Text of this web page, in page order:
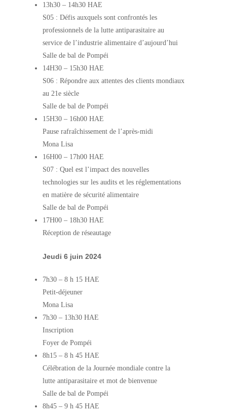
13h30 – 14h30 HAE
S05 : Défis auxquels sont confrontés les
professionnels de la lutte antiparasitaire au
service de l’industrie alimentaire d’aujourd’hui
Salle de bal de Pompéi
14H30 – 15h30 HAE
S06 : Répondre aux attentes des clients mondiaux
au 21e siècle
Salle de bal de Pompéi
15H30 – 16h00 HAE
Pause rafraîchissement de l’après-midi
Mona Lisa
16H00 – 17h00 HAE
S07 : Quel est l’impact des nouvelles
technologies sur les audits et les réglementations
en matière de sécurité alimentaire
Salle de bal de Pompéi
17H00 – 18h30 HAE
Réception de réseautage
Jeudi 6 juin 2024
7h30 – 8 h 15 HAE
Petit-déjeuner
Mona Lisa
7h30 – 13h30 HAE
Inscription
Foyer de Pompéi
8h15 – 8 h 45 HAE
Célébration de la Journée mondiale contre la
lutte antiparasitaire et mot de bienvenue
Salle de bal de Pompéi
8h45 – 9 h 45 HAE